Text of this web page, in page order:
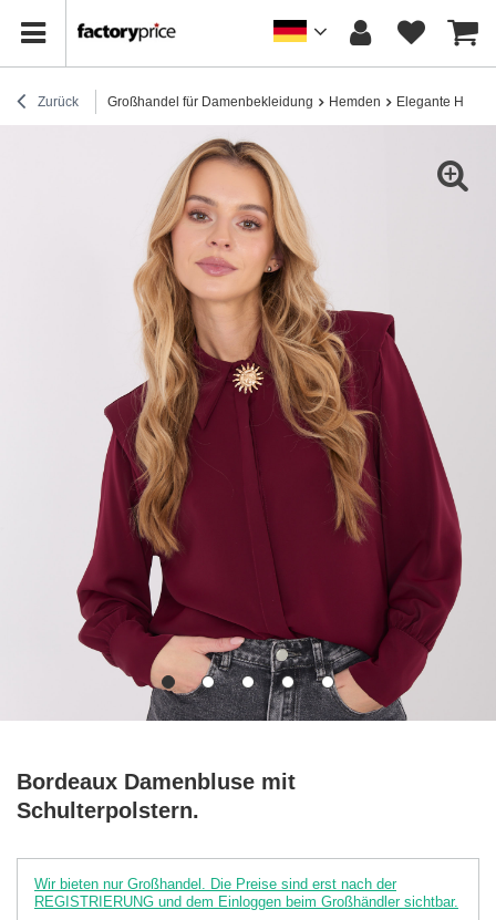
Zurück Großhandel für Damenbekleidung Hemden Elegante
Bordeaux Damenbluse mit
Schulterpolstern.
Wir bieten nur Großhandel. Die Preise sind erst nach der
REGISTRIERUNG und dem Einloggen beim Großhändler sichtbar.